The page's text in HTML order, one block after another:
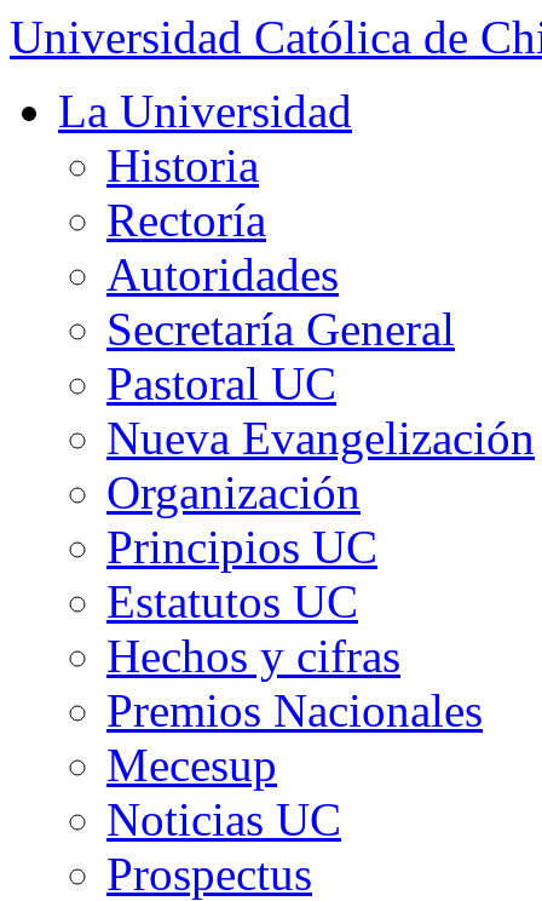
Universidad Católica de
La Universidad
Historia
Rectoría
Autoridades
Secretaría General
Pastoral UC
Nueva Evangelización
Organización
Principios UC
Estatutos UC
Hechos y cifras
Premios Nacionales
Mecesup
Noticias UC
Prospectus